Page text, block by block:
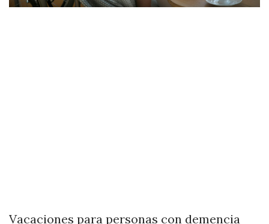
Vacaciones para personas con demencia